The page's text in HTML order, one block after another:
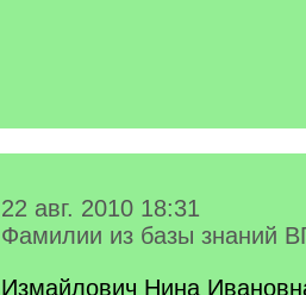
22 авг. 2010 18:31
Фамилии из базы знаний
Измайлович Нина